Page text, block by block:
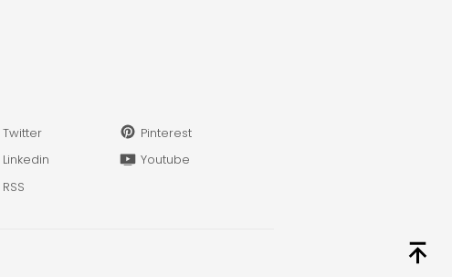
Twitter
Pinterest
Linkedin
Youtube
RSS